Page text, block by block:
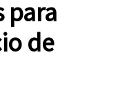
para
de